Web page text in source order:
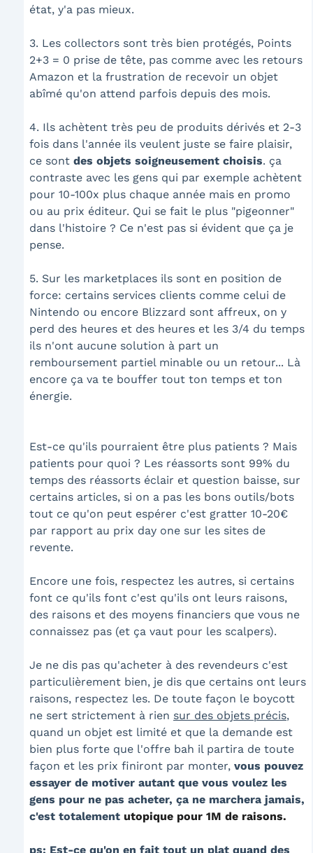
état, y'a pas mieux.
3. Les collectors sont très bien protégés, Points
2+3 = 0 prise de tête, pas comme avec les retours
Amazon et la frustration de recevoir un objet
abîmé qu'on attend parfois depuis des mois.
4. Ils achètent très peu de produits dérivés et 2-3
fois dans l'année ils veulent juste se faire plaisir,
ce sont des objets soigneusement choisis. ça
contraste avec les gens qui par exemple achètent
pour 10-100x plus chaque année mais en promo
ou au prix éditeur. Qui se fait le plus "pigeonner"
dans l'histoire ? Ce n'est pas si évident que ça je
pense.
5. Sur les marketplaces ils sont en position de
force: certains services clients comme celui de
Nintendo ou encore Blizzard sont affreux, on y
perd des heures et des heures et les 3/4 du temps
ils n'ont aucune solution à part un
remboursement partiel minable ou un retour... Là
encore ça va te bouffer tout ton temps et ton
énergie.
Est-ce qu'ils pourraient être plus patients ? Mais
patients pour quoi ? Les réassorts sont 99% du
temps des réassorts éclair et question baisse, sur
certains articles, si on a pas les bons outils/bots
tout ce qu'on peut espérer c'est gratter 10-20€
par rapport au prix day one sur les sites de
revente.
Encore une fois, respectez les autres, si certains
font ce qu'ils font c'est qu'ils ont leurs raisons,
des raisons et des moyens financiers que vous ne
connaissez pas (et ça vaut pour les scalpers).
Je ne dis pas qu'acheter à des revendeurs c'est
particulièrement bien, je dis que certains ont leurs
raisons, respectez les. De toute façon le boycott
ne sert strictement à rien sur des objets précis,
quand un objet est limité et que la demande est
bien plus forte que l'offre bah il partira de toute
façon et les prix finiront par monter, vous pouvez
essayer de motiver autant que vous voulez les
gens pour ne pas acheter, ça ne marchera jamais,
c'est totalement utopique pour 1M de raisons.
ps: Est-ce qu'on en fait tout un plat quand des